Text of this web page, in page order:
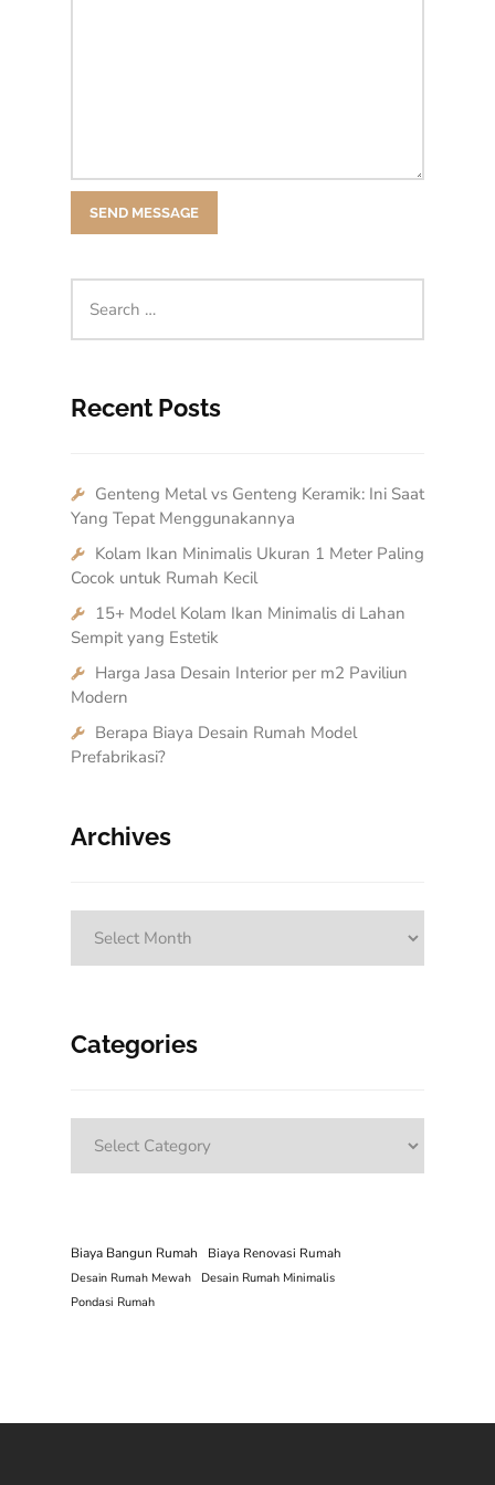
Recent Posts
Genteng Metal vs Genteng Keramik: Ini Saat
Yang Tepat Menggunakannya
Kolam Ikan Minimalis Ukuran 1 Meter Paling
Cocok untuk Rumah Kecil
15+ Model Kolam Ikan Minimalis di Lahan
Sempit yang Estetik
Harga Jasa Desain Interior per m2 Paviliun
Modern
Berapa Biaya Desain Rumah Model
Prefabrikasi?
Archives
Categories
Biaya Bangun Rumah Biaya Renovasi Rumah
Desain Rumah Mewah
Desain Rumah Minimalis
Pondasi Rumah